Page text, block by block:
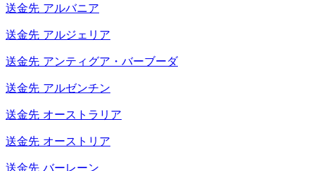
送金先 アルバニア
送金先 アルジェリア
送金先 アンティグア・バーブーダ
送金先 アルゼンチン
送金先 オーストラリア
送金先 オーストリア
送金先 バーレーン